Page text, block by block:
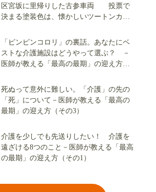
区宮坂に里帰りした古参車両 投票で
決まる塗装色は、懐かしいツートンカラ
「ピンピンコロリ」の裏話。あなたにベ
ストな介護施設はどうやって選ぶ？ －
医師が教える「最高の最期」の迎え方
死ぬって意外に難しい。「介護」の先の
「死」について－医師が教える「最高の
最期」の迎え方（その3）
介護を少しでも先送りしたい！ 介護を
遠ざける8つのこと－医師が教える「最高
の最期」の迎え方（その1）